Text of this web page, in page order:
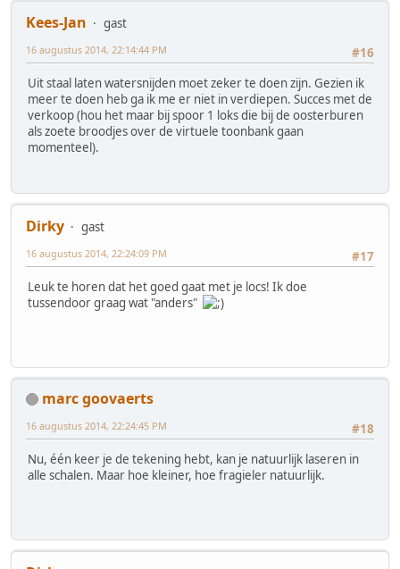
Kees-Jan
gast
#16
16 augustus 2014, 22:14:44 PM
Uit staal laten watersnijden moet zeker te doen zijn. Gezien ik
meer te doen heb ga ik me er niet in verdiepen. Succes met de
verkoop (hou het maar bij spoor 1 loks die bij de oosterburen
als zoete broodjes over de virtuele toonbank gaan
momenteel).
Dirky
gast
#17
16 augustus 2014, 22:24:09 PM
Leuk te horen dat het goed gaat met je locs! Ik doe
tussendoor graag wat "anders"
marc goovaerts
#18
16 augustus 2014, 22:24:45 PM
Nu, één keer je de tekening hebt, kan je natuurlijk laseren in
alle schalen. Maar hoe kleiner, hoe fragieler natuurlijk.